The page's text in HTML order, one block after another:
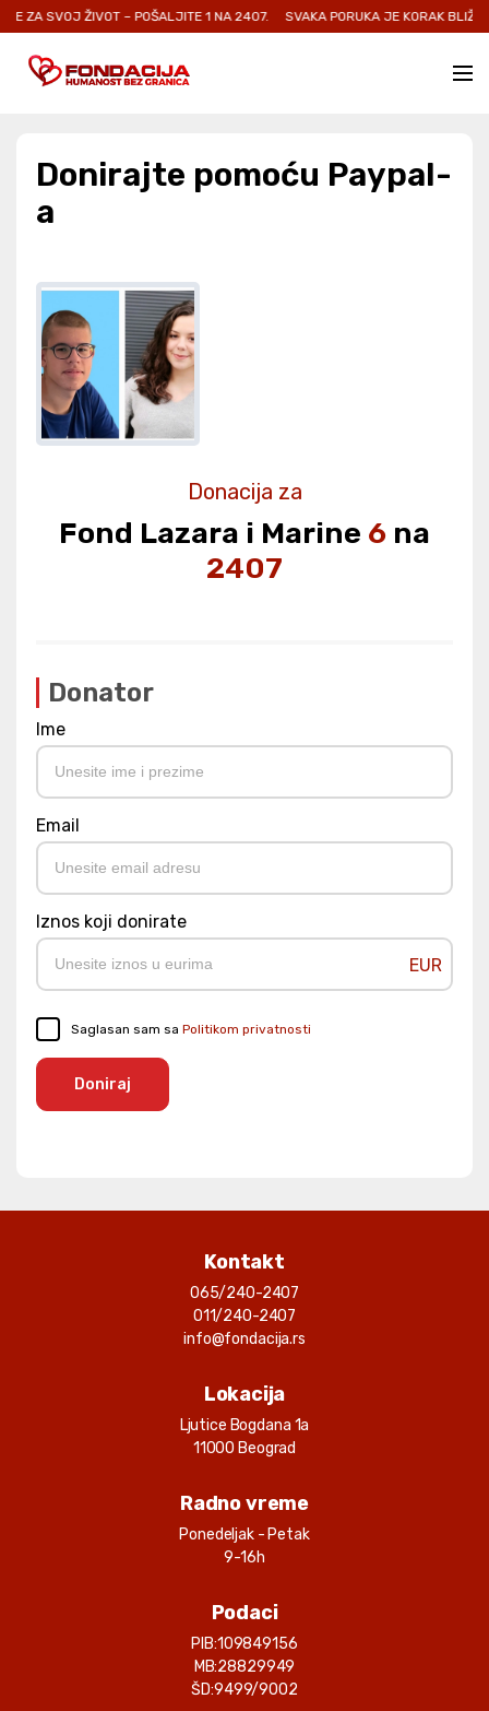
ZA SVOJ ŽIVOT – POŠALJITE 1 NA 2407. SVAKA PORUKA JE KORAK BLIŽE
Donirajte pomoću Paypal-
a
Donacija za
Fond Lazara i Marine 6 na
2407
Donator
Ime
Email
Iznos koji donirate
EUR
Saglasan sam sa Politikom privatnosti
Doniraj
Kontakt
065/240-2407
011/240-2407
info@fondacija.rs
Lokacija
Ljutice Bogdana 1a
11000 Beograd
Radno vreme
Ponedeljak - Petak
9-16h
Podaci
PIB:109849156
MB:28829949
ŠD:9499/9002